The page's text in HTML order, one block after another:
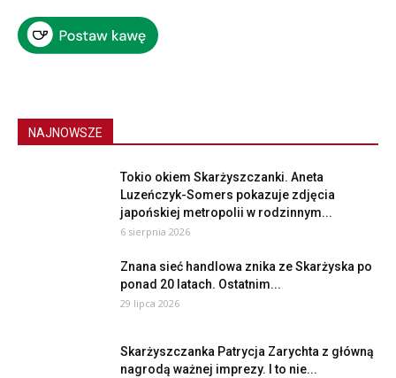
NAJNOWSZE
Tokio okiem Skarżyszczanki. Aneta
Luzeńczyk-Somers pokazuje zdjęcia
japońskiej metropolii w rodzinnym...
6 sierpnia 2026
Znana sieć handlowa znika ze Skarżyska po
ponad 20 latach. Ostatnim...
29 lipca 2026
Skarżyszczanka Patrycja Zarychta z główną
nagrodą ważnej imprezy. I to nie...